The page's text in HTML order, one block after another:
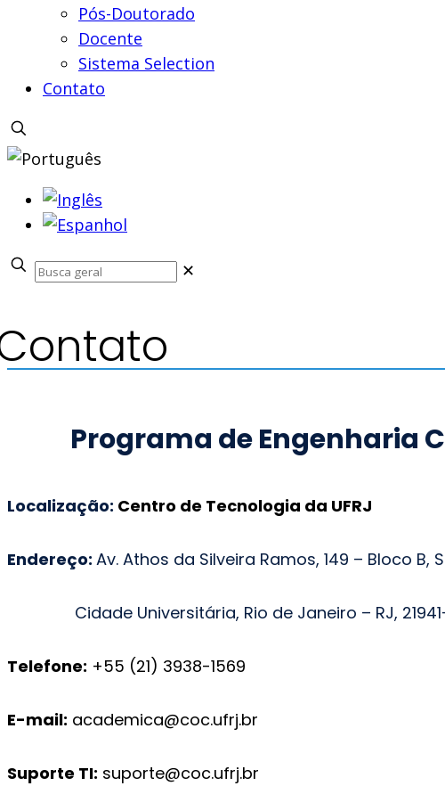
Pós-Doutorado
Docente
Sistema Selection
Contato
✕
Programa de Engenharia
Localização: Centro de Tecnologia da UFRJ
Endereço: Av. Athos da Silveira Ramos, 149 – Bloco B,
Cidade Universitária, Rio de Janeiro – RJ,
Telefone: +55 (21) 3938-1569
E-mail: academica@coc.ufrj.br
Suporte TI: suporte@coc.ufrj.br